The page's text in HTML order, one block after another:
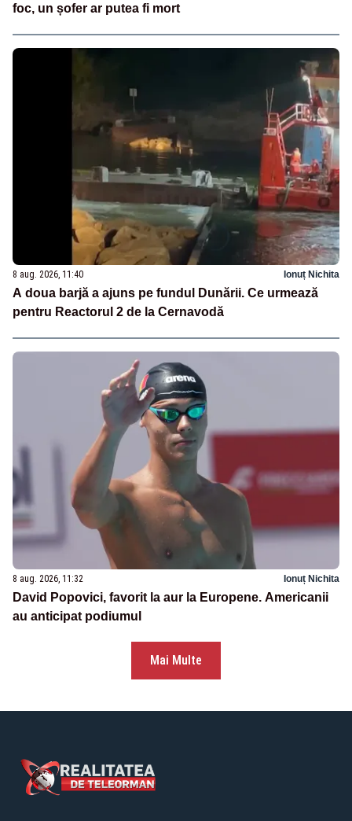
foc, un șofer ar putea fi mort
8 aug. 2026, 11:40 Ionuț Nichita
A doua barjă a ajuns pe fundul Dunării. Ce urmează
pentru Reactorul 2 de la Cernavodă
8 aug. 2026, 11:32 Ionuț Nichita
David Popovici, favorit la aur la Europene. Americanii
au anticipat podiumul
Mai Multe